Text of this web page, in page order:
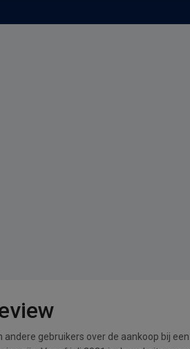
andere gebruikers over de aankoop bij